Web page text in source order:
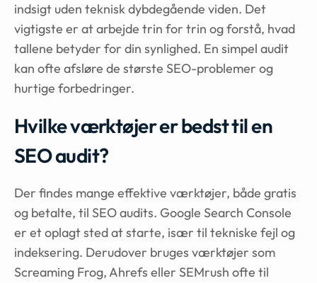
indsigt uden teknisk dybdegående viden. Det
vigtigste er at arbejde trin for trin og forstå, hvad
tallene betyder for din synlighed. En simpel audit
kan ofte afsløre de største SEO-problemer og
hurtige forbedringer.
Hvilke værktøjer er bedst til en
SEO audit?
Der findes mange effektive værktøjer, både gratis
og betalte, til SEO audits. Google Search Console
er et oplagt sted at starte, især til tekniske fejl og
indeksering. Derudover bruges værktøjer som
Screaming Frog, Ahrefs eller SEMrush ofte til